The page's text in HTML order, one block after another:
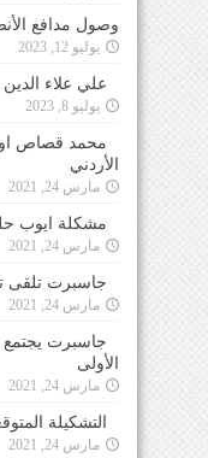
وصول مدافع
يوليو 12, 2023
علي علاء الدين
يوليو 8, 2023
محمد قصاص
الأردني
مارس 24, 2021
مشكلة ايوب
مارس 24, 2021
جاسبرت تلقى
مارس 24, 2021
جاسبرت يجتمع
الأولى
مارس 24, 2021
التشكيلة
مارس 24, 2021